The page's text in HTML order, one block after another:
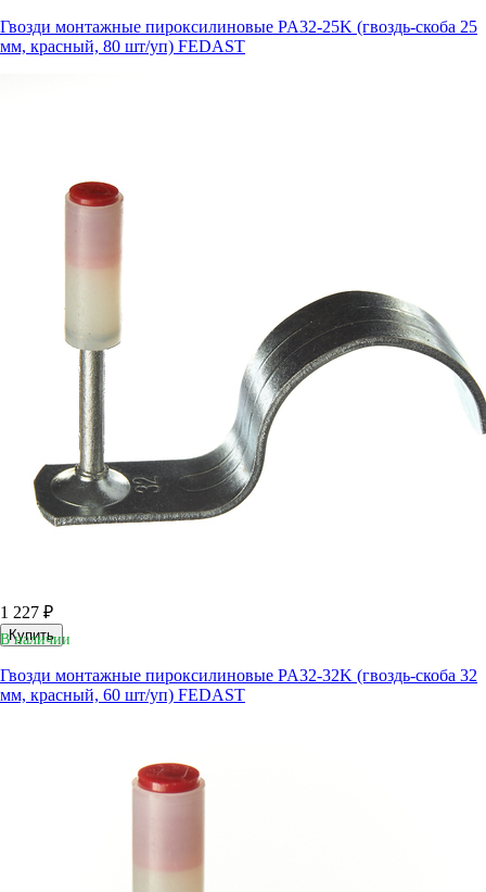
Гвозди монтажные пироксилиновые PA32-25K (гвоздь-скоба 25
мм, красный, 80 шт/уп) FEDAST
1 227 ₽
Купить
В наличии
Гвозди монтажные пироксилиновые PA32-32K (гвоздь-скоба 32
мм, красный, 60 шт/уп) FEDAST